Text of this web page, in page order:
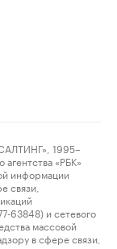
1995–
«РБК»
информации
связи,
63848) и сетевого
массовой
в сфере связи,